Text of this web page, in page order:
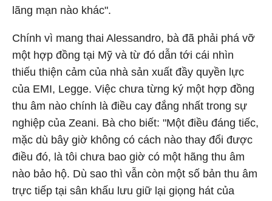
lãng mạn nào khác".
Chính vì mang thai Alessandro, bà đã phải phá vỡ
một hợp đồng tại Mỹ và từ đó dẫn tới cái nhìn
thiếu thiện cảm của nhà sản xuất đầy quyền lực
của EMI, Legge. Việc chưa từng ký một hợp đồng
thu âm nào chính là điều cay đắng nhất trong sự
nghiệp của Zeani. Bà cho biết: "Một điều đáng tiếc,
mặc dù bây giờ không có cách nào thay đổi được
điều đó, là tôi chưa bao giờ có một hãng thu âm
nào bảo hộ. Dù sao thì vẫn còn một số bản thu âm
trực tiếp tại sân khấu lưu giữ lại giọng hát của